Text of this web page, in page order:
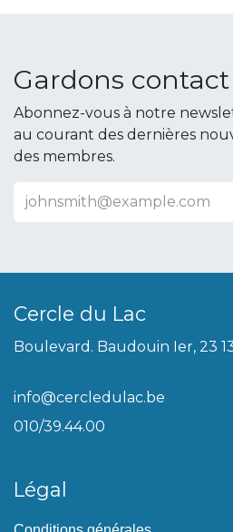
Gardons contact
Abonnez-vous à notre
au courant des dernières
des membres.
Cercle du Lac
Boulevard. Baudouin Ier, 23
info@cercledulac.be
010/39.44.00
Légal